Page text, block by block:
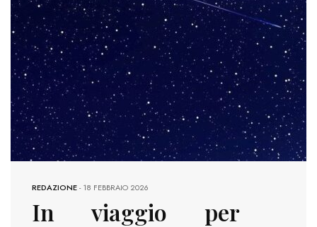
REDAZIONE-18 FEBBRAIO 2026
In viaggio per